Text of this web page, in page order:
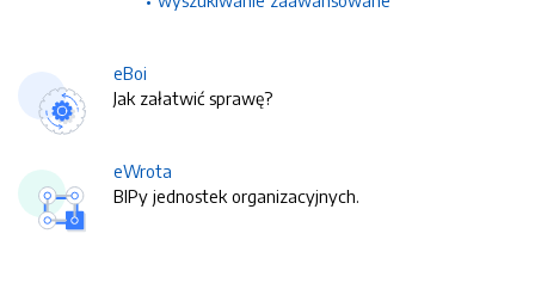
eBoi
Jak załatwić sprawę?
eWrota
BIPy jednostek organizacyjnych.